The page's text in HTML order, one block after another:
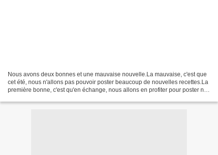
Nous avons deux bonnes et une mauvaise nouvelle.La mauvaise, c'est que
cet été, nous n'allons pas pouvoir poster beaucoup de nouvelles recettes.La
première bonne, c'est qu'en échange, nous allons en profiter pour poster nos